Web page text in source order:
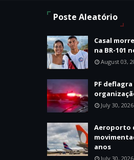
Poste Aleatório
Casal
na BR-101
August 03,
PF
July 30, 2026
Aeroporto
anos
July 30, 2026